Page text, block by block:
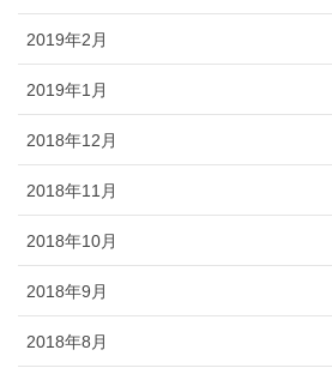
2019年2月
2019年1月
2018年12月
2018年11月
2018年10月
2018年9月
2018年8月